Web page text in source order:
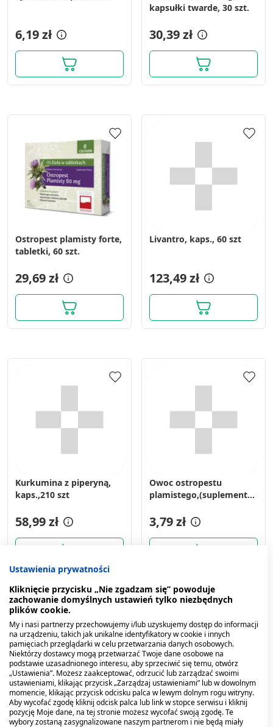
6,19 zł
kapsułki twarde, 30 szt.
30,39 zł
Ostropest plamisty forte,
tabletki, 60 szt.
29,69 zł
Livantro, kaps., 60 szt
123,49 zł
Kurkumina z piperyną,
kaps.,210 szt
58,99 zł
Owoc ostropestu
plamistego,(suplement
3,79 zł
Ustawienia prywatności
Kliknięcie przycisku „Nie zgadzam się” powoduje
zachowanie domyślnych ustawień tylko niezbędnych
plików cookie.
My i nasi partnerzy przechowujemy i/lub uzyskujemy dostęp do informacji
na urządzeniu, takich jak unikalne identyfikatory w cookie i innych
pamięciach przeglądarki w celu przetwarzania danych osobowych.
Niektórzy dostawcy mogą przetwarzać Twoje dane osobowe na
podstawie uzasadnionego interesu, aby sprzeciwić się temu, otwórz
„Ustawienia”. Możesz zaakceptować, odrzucić lub zarządzać swoimi
ustawieniami, klikając przycisk „Zarządzaj ustawieniami” lub w dowolnym
momencie, klikając przycisk odcisku palca w lewym dolnym rogu witryny.
Aby wycofać zgodę kliknij odcisk palca lub link w stopce serwisu i kliknij
pozycję Moje dane, na tej stronie możesz wycofać swoją zgodę. Te
wybory zostaną zasygnalizowane naszym partnerom i nie będą miały